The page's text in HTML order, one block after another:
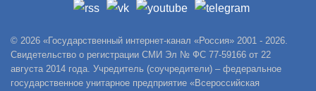
© 2026 «Государственный интернет-канал «Россия» 2001 - 2026.
Свидетельство о регистрации СМИ Эл № ФС 77-59166 от 22
августа 2014 года. Учредитель (соучредители) – федеральное
государственное унитарное предприятие «Всероссийская